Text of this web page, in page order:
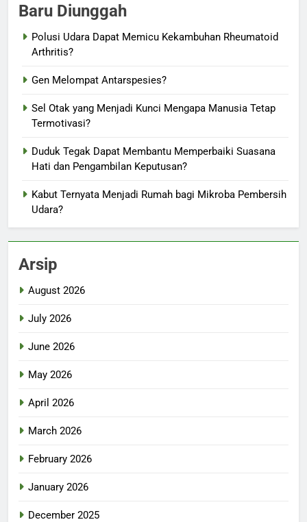
Baru Diunggah
Polusi Udara Dapat Memicu Kekambuhan Rheumatoid
Arthritis?
Gen Melompat Antarspesies?
Sel Otak yang Menjadi Kunci Mengapa Manusia Tetap
Termotivasi?
Duduk Tegak Dapat Membantu Memperbaiki Suasana
Hati dan Pengambilan Keputusan?
Kabut Ternyata Menjadi Rumah bagi Mikroba Pembersih
Udara?
Arsip
August 2026
July 2026
June 2026
May 2026
April 2026
March 2026
February 2026
January 2026
December 2025